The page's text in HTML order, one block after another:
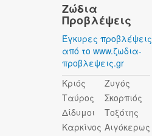
Ζώδια
Προβλέψεις
Έγκυρες προβλέψεις
από το www.ζωδια-
προβλεψεις.gr
Κριός
Ταύρος
Δίδυμοι
Καρκίνος
Ζυγός
Σκορπιός
Τοξότης
Αιγόκερως